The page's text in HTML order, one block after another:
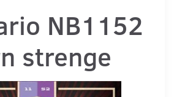
NB1152
strenge